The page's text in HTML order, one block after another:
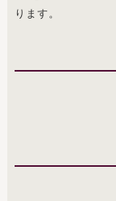
ります。